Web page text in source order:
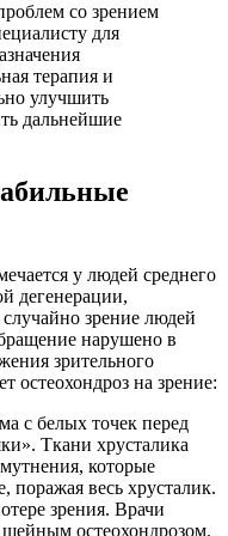
со зрением
для
терапия и
улучшить
дальнейшие
у людей среднего
дегенерации,
зрение людей
нарушено в
зрительного
остеохондроз на зрение:
с белых точек перед
Ткани хрусталика
которые
поражая весь хрусталик.
зрения. Врачи
остеохондрозом.